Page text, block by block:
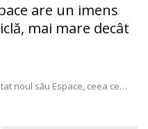
are un imens
mai mare decât
noul său Espace, ceea ce…